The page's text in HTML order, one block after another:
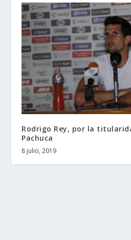
Rodrigo Rey, por la
Pachuca
8 julio, 2019